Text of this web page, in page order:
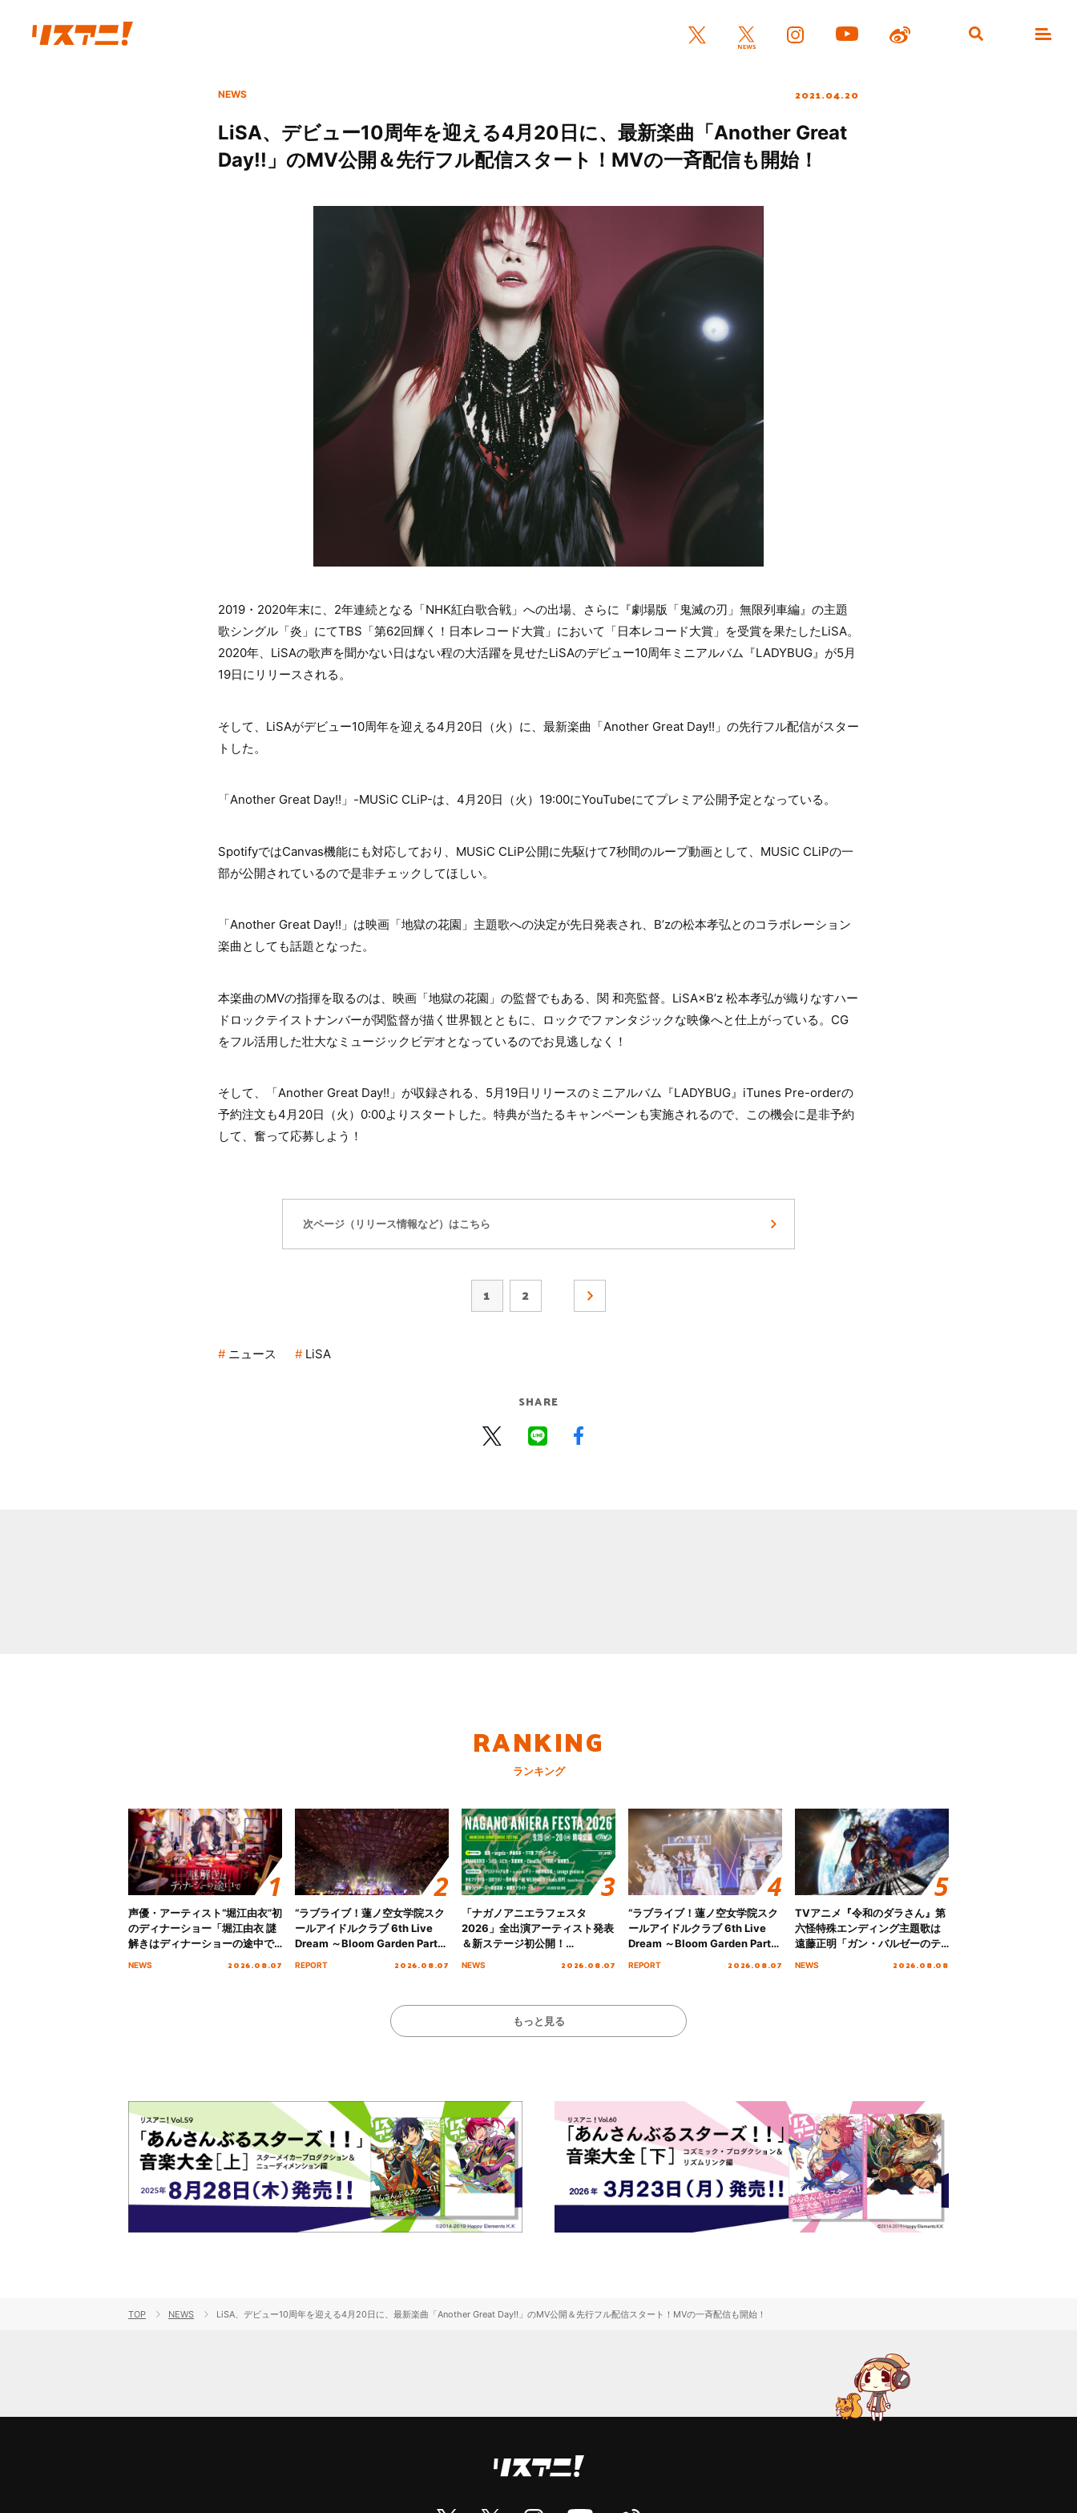
NEWS 2021.04.20
LiSA、デビュー10周年を迎える4月20日に、最新楽曲「Another Great
Day!!」のMV公開＆先行フル配信スタート！MVの一斉配信も開始！
2019・2020年末に、2年連続となる「NHK紅白歌合戦」への出場、さらに『劇場版「鬼滅の刃」無限列車編』の主題
歌シングル「炎」にてTBS「第62回輝く！日本レコード大賞」において「日本レコード大賞」を受賞を果たしたLiSA。
2020年、LiSAの歌声を聞かない日はない程の大活躍を見せたLiSAのデビュー10周年ミニアルバム『LADYBUG』が5月
19日にリリースされる。
そして、LiSAがデビュー10周年を迎える4月20日（火）に、最新楽曲「Another Great Day!!」の先行フル配信がスター
トした。
「Another Great Day!!」-MUSiC CLiP-は、4月20日（火）19:00にYouTubeにてプレミア公開予定となっている。
SpotifyではCanvas機能にも対応しており、MUSiC CLiP公開に先駆けて7秒間のループ動画として、MUSiC CLiPの一
部が公開されているので是非チェックしてほしい。
「Another Great Day!!」は映画「地獄の花園」主題歌への決定が先日発表され、B’zの松本孝弘とのコラボレーション
楽曲としても話題となった。
本楽曲のMVの指揮を取るのは、映画「地獄の花園」の監督でもある、関 和亮監督。LiSA×B’z 松本孝弘が織りなすハー
ドロックテイストナンバーが関監督が描く世界観とともに、ロックでファンタジックな映像へと仕上がっている。CG
をフル活用した壮大なミュージックビデオとなっているのでお見逃しなく！
そして、「Another Great Day!!」が収録される、5月19日リリースのミニアルバム『LADYBUG』iTunes Pre-orderの
予約注文も4月20日（火）0:00よりスタートした。特典が当たるキャンペーンも実施されるので、この機会に是非予約
して、奮って応募しよう！
次ページ（リリース情報など）はこちら
1 2
ニュース LiSA
SHARE
RANKING
ランキング
声優・アーティスト“堀江由衣”初
のディナーショー「堀江由衣 謎
解きはディナーショーの途中で
NEWS 2026.08.07
“ラブライブ！蓮ノ空女学院スク
ールアイドルクラブ 6th Live
Dream ～Bloom Garden Party
REPORT 2026.08.07
「ナガノアニエラフェスタ
2026」全出演アーティスト発表
＆新ステージ初公開！
NEWS 2026.08.07
“ラブライブ！蓮ノ空女学院スク
ールアイドルクラブ 6th Live
Dream ～Bloom Garden Party
REPORT 2026.08.07
TVアニメ『令和のダラさん』第
六怪特殊エンディング主題歌は
遠藤正明「ガン・バルゼーのテ
NEWS 2026.08.08
もっと見る
TOP NEWS LiSA、デビュー10周年を迎える4月20日に、最新楽曲「Another Great Day!!」のMV公開＆先行フル配信スタート！MVの一斉配信も開始！